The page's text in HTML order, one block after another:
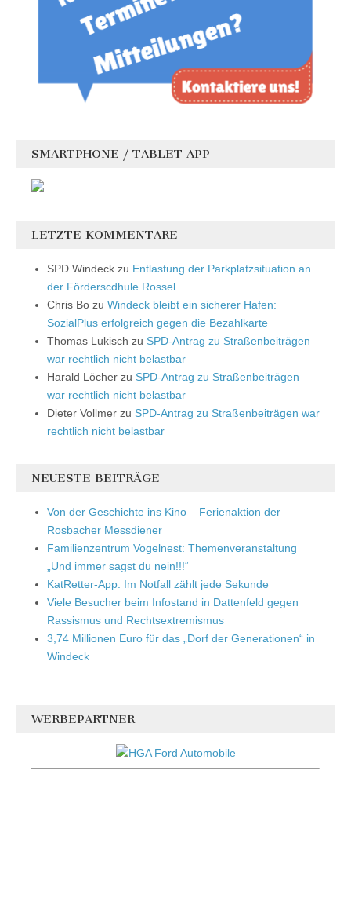
SMARTPHONE / TABLET APP
LETZTE KOMMENTARE
SPD Windeck zu Entlastung der Parkplatzsituation an
der Förderscdhule Rossel
Chris Bo zu Windeck bleibt ein sicherer Hafen:
SozialPlus erfolgreich gegen die Bezahlkarte
Thomas Lukisch zu SPD-Antrag zu Straßenbeiträgen
war rechtlich nicht belastbar
Harald Löcher zu SPD-Antrag zu Straßenbeiträgen
war rechtlich nicht belastbar
Dieter Vollmer zu SPD-Antrag zu Straßenbeiträgen war
rechtlich nicht belastbar
NEUESTE BEITRÄGE
Von der Geschichte ins Kino – Ferienaktion der
Rosbacher Messdiener
Familienzentrum Vogelnest: Themenveranstaltung
„Und immer sagst du nein!!!“
KatRetter-App: Im Notfall zählt jede Sekunde
Viele Besucher beim Infostand in Dattenfeld gegen
Rassismus und Rechtsextremismus
3,74 Millionen Euro für das „Dorf der Generationen“ in
Windeck
WERBEPARTNER